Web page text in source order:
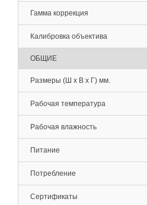
Гамма коррекция
Калибровка объектива
ОБЩИЕ
Размеры (Ш х В х Г) мм.
Рабочая температура
Рабочая влажность
Питание
Потребление
Сертификаты